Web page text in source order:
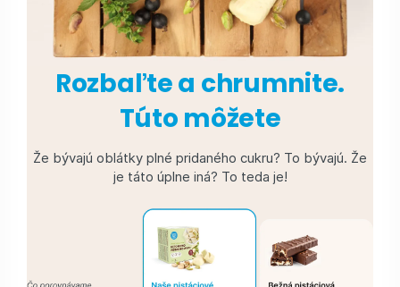
Rozbaľte a chrumnite.
Túto môžete
Že bývajú oblátky plné pridaného cukru? To bývajú. Že
je táto úplne iná? To teda je!